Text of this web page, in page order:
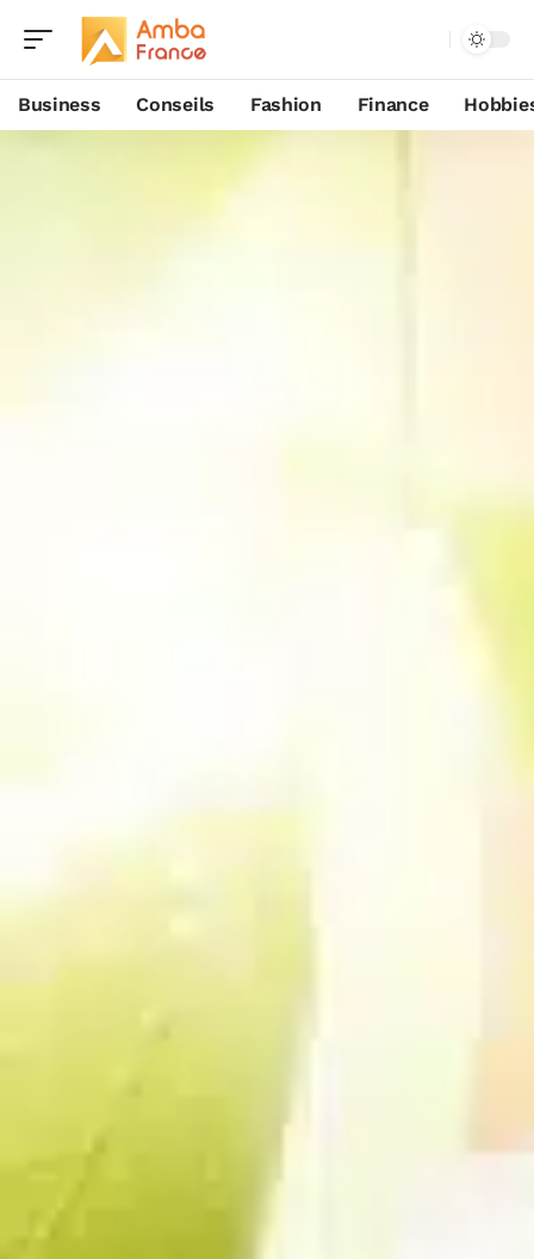
Business Conseils Fashion Finance